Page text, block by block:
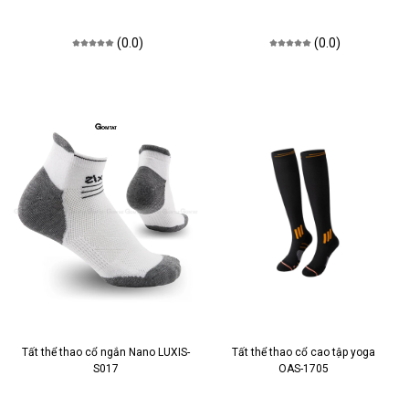
(0.0) (0.0)
Tất thể thao cổ ngắn Nano LUXIS-
S017
Tất thể thao cổ cao tập yoga
OAS-1705